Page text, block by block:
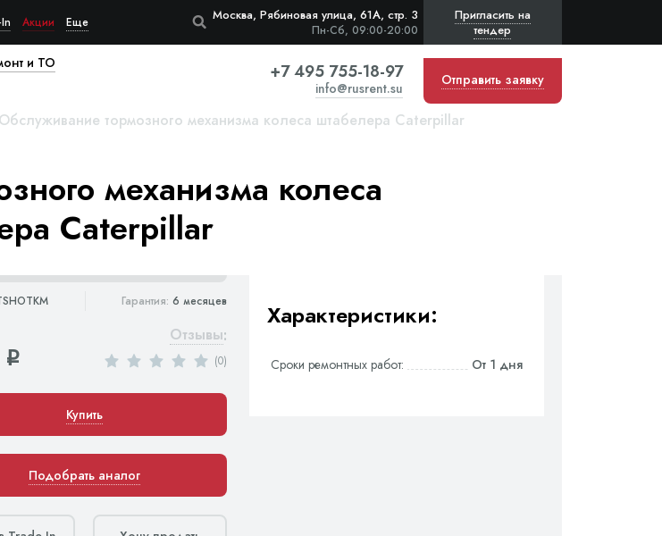
Акции Еще Москва, Рябиновая улица, 61А, стр. 3
Пн-Сб, 09:00-20:00
Пригласить на
тендер
и ТО +7 495 755-18-97
info@rusrent.su Отправить заявку
Обслуживание тормозного механизма колеса штабелера Caterpillar
механизма колеса
Caterpillar
Гарантия: 6 месяцев
q
Отзывы:
(0)
Купить
Подобрать аналог
Характеристики:
Сроки ремонтных работ: От 1 дня